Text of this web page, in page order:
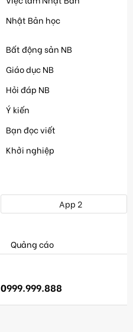
Nhật Bản học
Bất động sản NB
Giáo dục NB
Hỏi đáp NB
Ý kiến
Bạn đọc viết
Khởi nghiệp
App 2
Quảng cáo
0999.999.888